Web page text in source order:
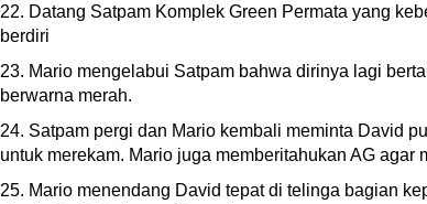
22. Datang Satpam Komplek Green Permata yang
berdiri
23. Mario mengelabui Satpam bahwa dirinya lagi
berwarna merah.
24. Satpam pergi dan Mario kembali meminta David
untuk merekam. Mario juga memberitahukan AG
25. Mario menendang David tepat di telinga bagian